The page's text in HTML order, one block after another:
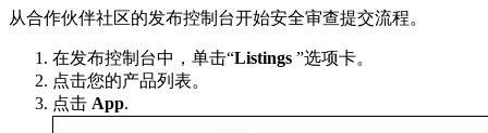
从合作伙伴社区的发布控制台开始安全审查提交流程。
在发布控制台中，单击“Listings ”选项卡。
点击您的产品列表。
点击 App.